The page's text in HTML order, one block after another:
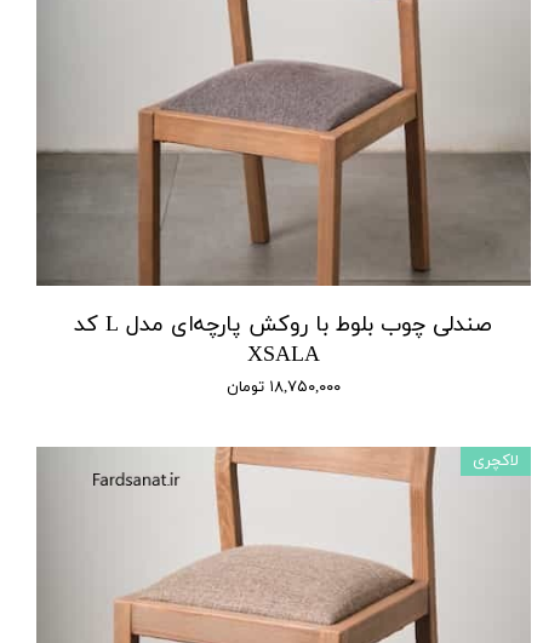
صندلی چوب بلوط با روکش پارچه‌ای مدل L کد
XSALA
۱۸,۷۵۰,۰۰۰ تومان
لاکچری